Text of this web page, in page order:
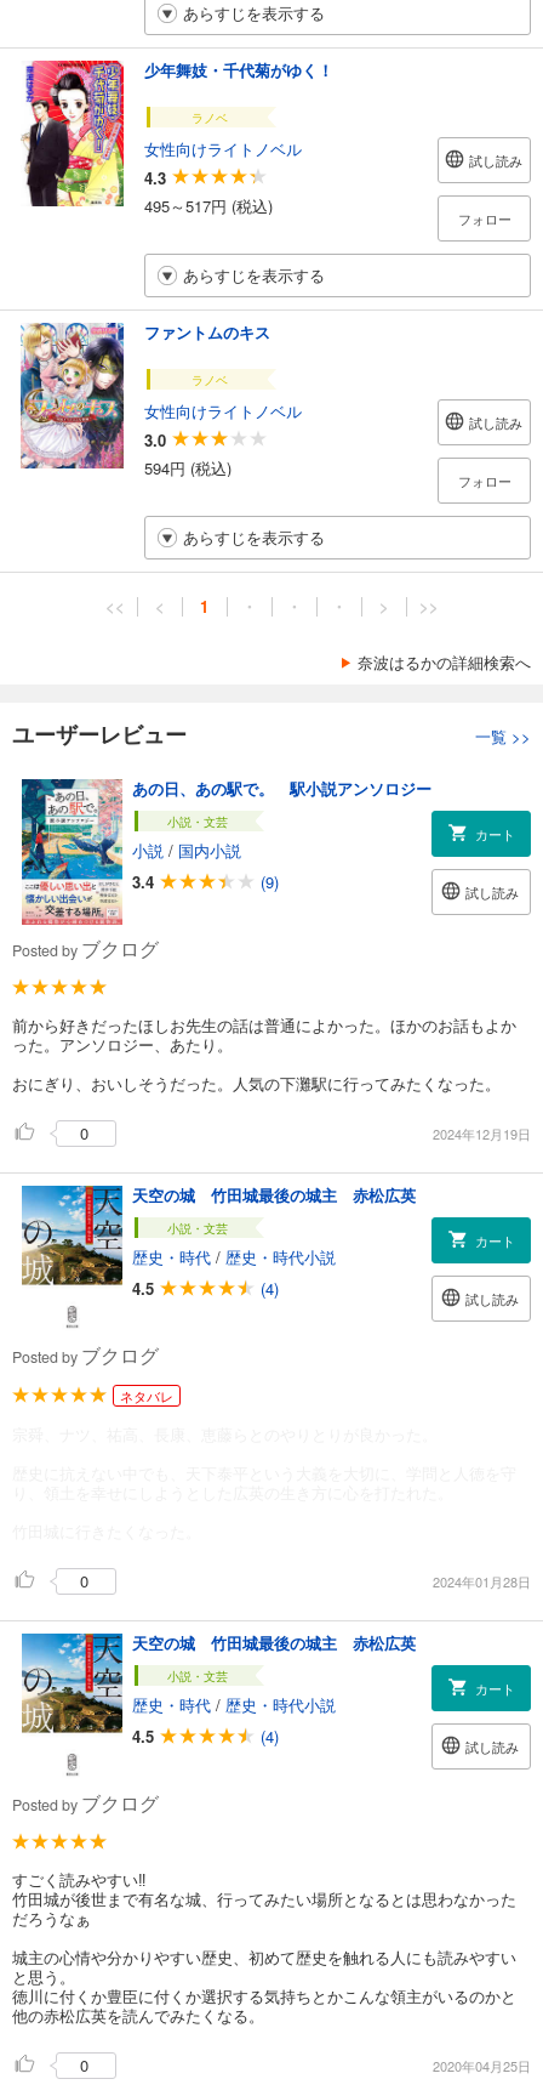
あらすじを表示する
少年舞妓・千代菊がゆく！
ラノベ
女性向けライトノベル
4.3
495～517円 (税込)
試し読み
フォロー
あらすじを表示する
ファントムのキス
ラノベ
女性向けライトノベル
3.0
594円 (税込)
試し読み
フォロー
あらすじを表示する
<< < 1 ・ ・ ・ > >>
奈波はるかの詳細検索へ
ユーザーレビュー 一覧 >>
あの日、あの駅で。 駅小説アンソロジー
小説・文芸
小説 / 国内小説
3.4
(9)
カート
試し読み
Posted by ブクログ
前から好きだったほしお先生の話は普通によかった。ほかのお話もよか
った。アンソロジー、あたり。
おにぎり、おいしそうだった。人気の下灘駅に行ってみたくなった。
0 2024年12月19日
天空の城 竹田城最後の城主 赤松広英
小説・文芸
歴史・時代 / 歴史・時代小説
4.5
(4)
カート
試し読み
Posted by ブクログ
ネタバレ
0 2024年01月28日
天空の城 竹田城最後の城主 赤松広英
小説・文芸
歴史・時代 / 歴史・時代小説
4.5
(4)
カート
試し読み
Posted by ブクログ
すごく読みやすい‼️
竹田城が後世まで有名な城、行ってみたい場所となるとは思わなかった
だろうなぁ
城主の心情や分かりやすい歴史、初めて歴史を触れる人にも読みやすい
と思う。
徳川に付くか豊臣に付くか選択する気持ちとかこんな領主がいるのかと
他の赤松広英を読んでみたくなる。
0 2020年04月25日